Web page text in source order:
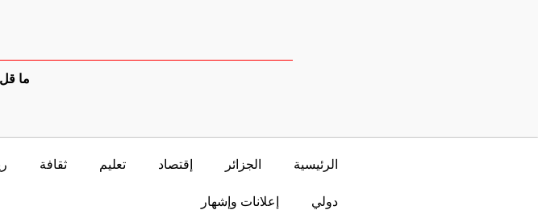
ما
الرئيسية الجزائر إقتصاد تعليم ثقافة
دولي إعلانات وإشهار